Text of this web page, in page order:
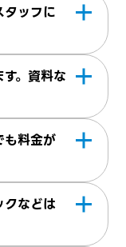
ッフに
がござい
くださ
。資料な
あります。
問合せく
も料金が
した際に
などは